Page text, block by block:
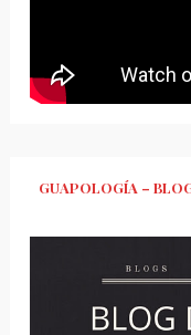
GUAPOLOGÍA –